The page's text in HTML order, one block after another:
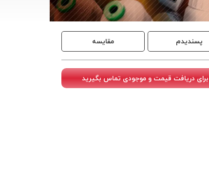
پسندیدم مقایسه
برای دریافت قیمت و موجودی تماس بگیرید